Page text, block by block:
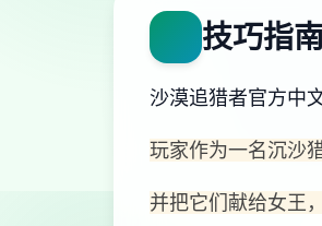
技巧指
沙漠追猎者官方中
玩家作为一名沉沙
并把它们献给女王